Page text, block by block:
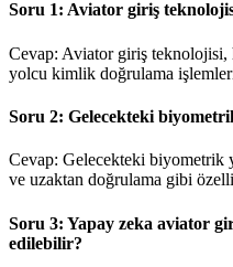
Soru 1: Aviator giriş
Cevap: Aviator giriş teknolojisi,
yolcu kimlik doğrulama
Soru 2: Gelecekteki
Cevap: Gelecekteki biyometrik
ve uzaktan doğrulama gibi
Soru 3: Yapay zeka aviator
edilebilir?